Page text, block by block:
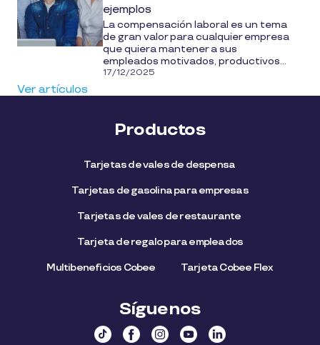
ejemplos
La compensación laboral es un tema
de gran valor para cualquier empresa
que quiera mantener a sus
empleados motivados, productivos...
17/12/2025
Ver artículos
Productos
Tarjetas de vales de despensa
Tarjetas de gasolina para empresas
Tarjetas de vales de restaurante
Tarjeta de regalo para empleados​
Multibeneficios Cobee Tarjeta Cobee Flex
Síguenos